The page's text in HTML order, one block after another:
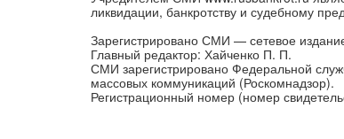
ликвидации, банкротству и судебному
Зарегистрировано СМИ — сетевое
Главный редактор: Хайченко П. П.
СМИ зарегистрировано Федеральной
массовых коммуникаций (Роскомнадзор).
Регистрационный номер (номер